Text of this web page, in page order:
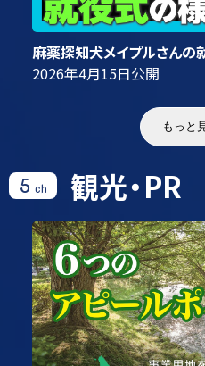
麻薬探知犬メイプルさんの
2026年4月15日公開
もっと
5 ch 観光・PR